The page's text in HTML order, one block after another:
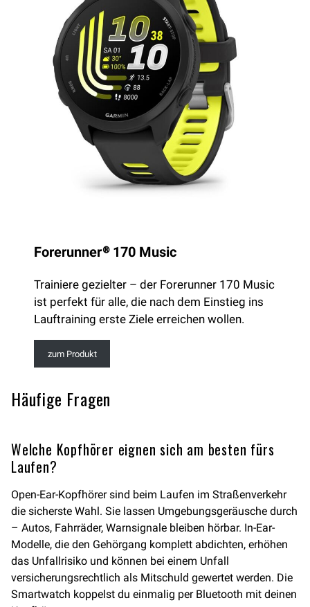
Forerunner® 170 Music
Trainiere gezielter – der Forerunner 170 Music
ist perfekt für alle, die nach dem Einstieg ins
Lauftraining erste Ziele erreichen wollen.
zum Produkt
Häufige Fragen
Welche Kopfhörer eignen sich am besten fürs
Laufen?
Open-Ear-Kopfhörer sind beim Laufen im Straßenverkehr
die sicherste Wahl. Sie lassen Umgebungsgeräusche durch
– Autos, Fahrräder, Warnsignale bleiben hörbar. In-Ear-
Modelle, die den Gehörgang komplett abdichten, erhöhen
das Unfallrisiko und können bei einem Unfall
versicherungsrechtlich als Mitschuld gewertet werden. Die
Smartwatch koppelst du einmalig per Bluetooth mit deinen